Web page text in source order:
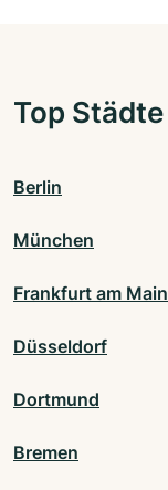
Top Städte
Berlin
München
Frankfurt am Main
Düsseldorf
Dortmund
Bremen